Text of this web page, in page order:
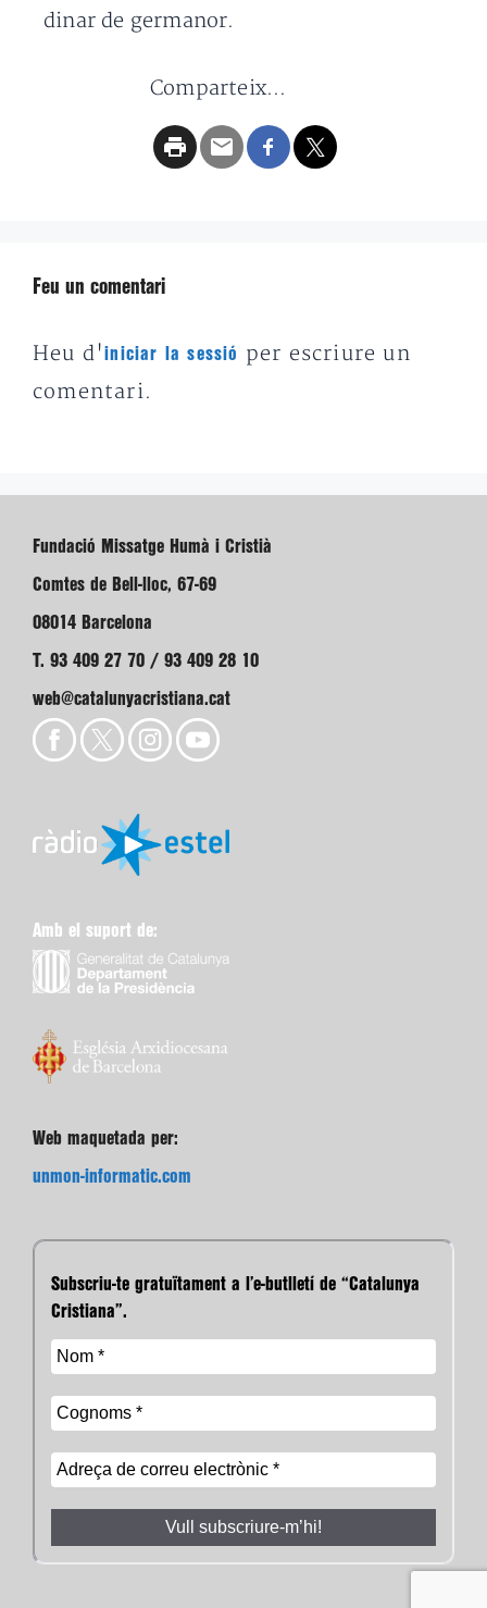
dinar de germanor.
Comparteix...
Feu un comentari
Heu d'iniciar la sessió
per escriure un
comentari.
Fundació Missatge Humà i Cristià
Comtes de Bell-lloc, 67-69
08014 Barcelona
T. 93 409 27 70 / 93 409 28 10
web@catalunyacristiana.cat
Amb el suport de:
Web maquetada per:
unmon-informatic.com
Subscriu-te gratuïtament a l’e-butlletí de “Catalunya
Cristiana”.